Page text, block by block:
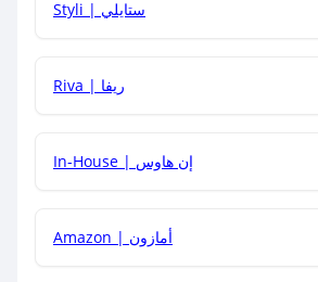
جمع كود خصم مع العروض الأخرى؟
Styli | ستايلي
Riva | ريفا
In-House | إن هاوس
Amazon | أمازون